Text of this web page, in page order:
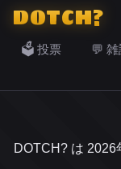
DOTCH?
🗳️ 投票 💬 雑
DOTCH? は 2026